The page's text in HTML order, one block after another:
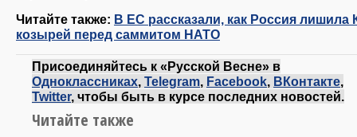
Читайте также: В ЕС рассказали, как Россия лишила
козырей перед саммитом НАТО
Присоединяйтесь к «Русской Весне» в
Одноклассниках, Telegram, Facebook, ВКонтакте,
Twitter, чтобы быть в курсе последних новостей.
Читайте также